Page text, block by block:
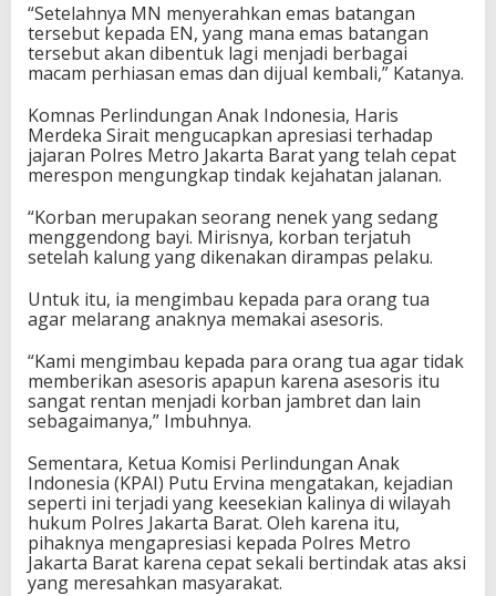
“Setelahnya MN menyerahkan emas batangan
tersebut kepada EN, yang mana emas batangan
tersebut akan dibentuk lagi menjadi berbagai
macam perhiasan emas dan dijual kembali,” Katanya.
Komnas Perlindungan Anak Indonesia, Haris
Merdeka Sirait mengucapkan apresiasi terhadap
jajaran Polres Metro Jakarta Barat yang telah cepat
merespon mengungkap tindak kejahatan jalanan.
“Korban merupakan seorang nenek yang sedang
menggendong bayi. Mirisnya, korban terjatuh
setelah kalung yang dikenakan dirampas pelaku.
Untuk itu, ia mengimbau kepada para orang tua
agar melarang anaknya memakai asesoris.
“Kami mengimbau kepada para orang tua agar tidak
memberikan asesoris apapun karena asesoris itu
sangat rentan menjadi korban jambret dan lain
sebagaimanya,” Imbuhnya.
Sementara, Ketua Komisi Perlindungan Anak
Indonesia (KPAI) Putu Ervina mengatakan, kejadian
seperti ini terjadi yang keesekian kalinya di wilayah
hukum Polres Jakarta Barat. Oleh karena itu,
pihaknya mengapresiasi kepada Polres Metro
Jakarta Barat karena cepat sekali bertindak atas aksi
yang meresahkan masyarakat.